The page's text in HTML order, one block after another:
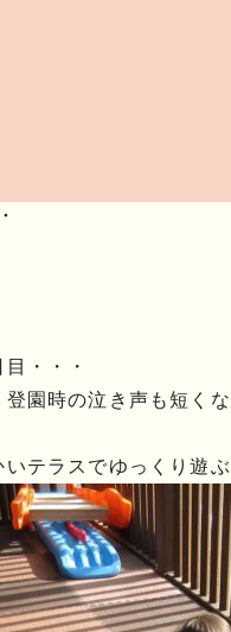
・・・
園時の泣き声も短く
テラスでゆっくり遊ぶ